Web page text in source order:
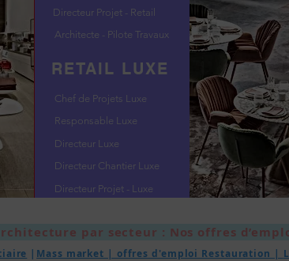
Directeur Projet - Retail
Architecte - Pilote Travaux
RETAIL LUXE
Chef de Projets Luxe
Responsable Luxe
Directeur Luxe
Directeur Chantier Luxe
Directeur Projet - Luxe
par secteur : Nos offres
| Mass market | offres d'emploi Restauration |